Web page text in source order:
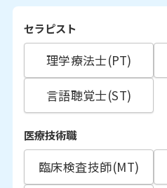
セラピスト
理学療法士(PT)
言語聴覚士(ST)
医療技術職
臨床検査技師(MT)